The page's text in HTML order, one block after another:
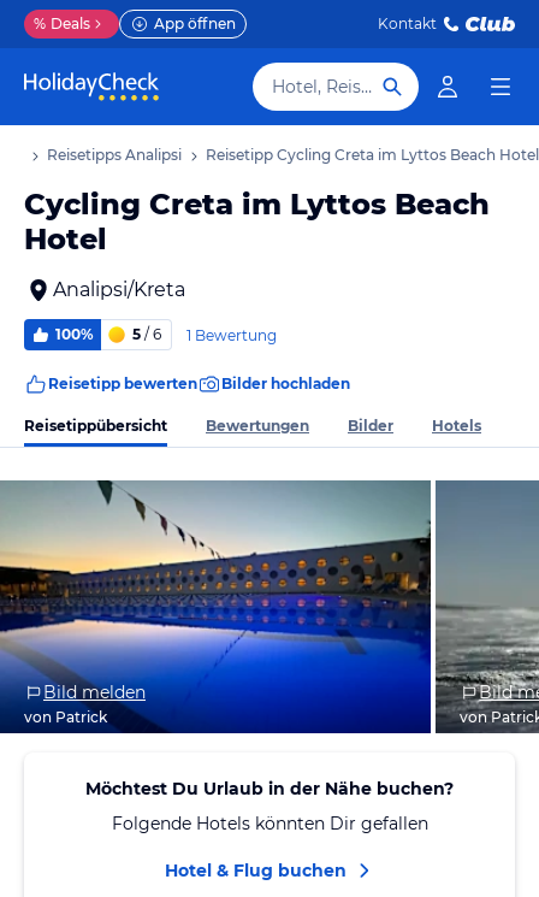
% Deals App öffnen Kontakt
Hotel, Reiseziel
Reisetipps Analipsi Reisetipp Cycling Creta im Lyttos Beach Hotel
Cycling Creta im Lyttos Beach
Hotel
Analipsi/Kreta
100% 5 / 6 1 Bewertung
Reisetipp bewerten Bilder hochladen
Reisetippübersicht Bewertungen Bilder Hotels
Bild melden
von Patrick
Bild
von
Möchtest Du Urlaub in der Nähe buchen?
Folgende Hotels könnten Dir gefallen
Hotel & Flug buchen